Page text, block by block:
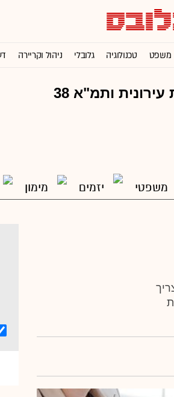
משפט טכנולוגיה גלובלי ניהול וקריירה
משפטי יזמים מימון